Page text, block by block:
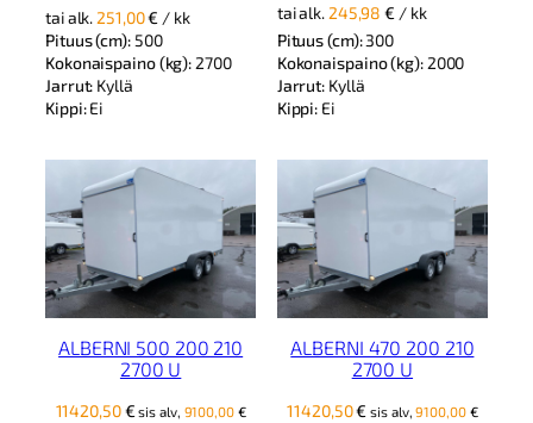
tai alk. 251,00€ / kk
Pituus (cm): 500
Kokonaispaino (kg): 2700
Jarrut: Kyllä
Kippi:Ei
tai alk. 245,98€ / kk
Pituus (cm):300
Kokonaispaino (kg): 2000
Jarrut: Kyllä
Kippi: Ei
ALBERNI 500 200 210
2700 U
11420,50€ sis alv, 9100,00 €
ALBERNI 470 200 210
2700 U
11420,50€ sis alv,9100,00 €